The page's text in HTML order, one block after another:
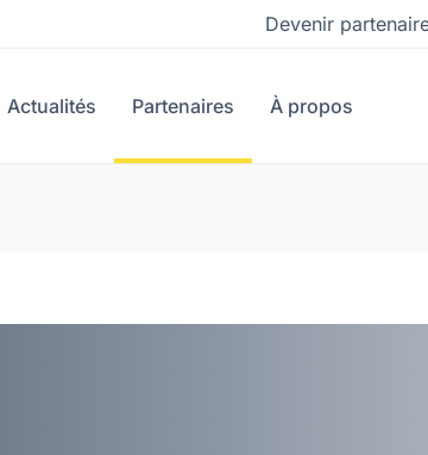
Devenir
Actualités Partenaires À propos